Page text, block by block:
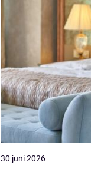
30 juni 2026